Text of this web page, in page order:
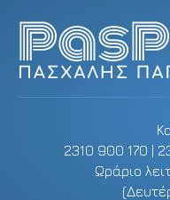
2310 900 170 |
Ωράριο